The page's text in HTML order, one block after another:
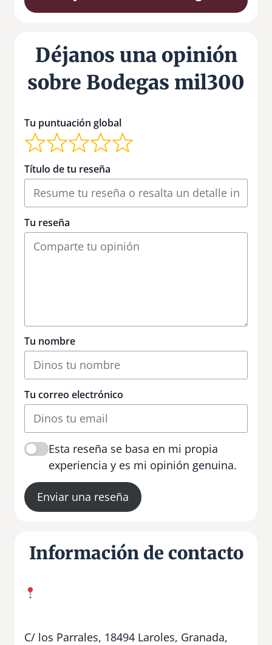
Déjanos una opinión
sobre Bodegas mil300
Tu puntuación global
Título de tu reseña
Tu reseña
Tu nombre
Tu correo electrónico
Esta reseña se basa en mi propia
experiencia y es mi opinión genuina.
Enviar una reseña
Información de contacto
C/ los Parrales, 18494 Laroles, Granada,